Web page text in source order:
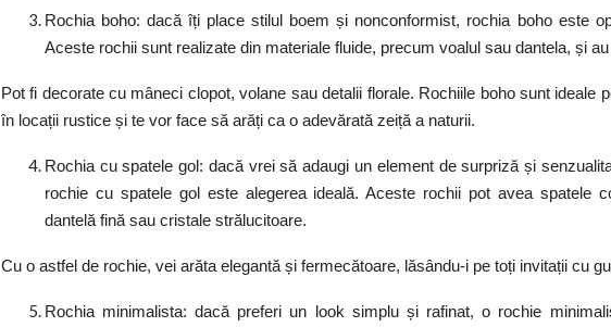
Rochia boho: dacă îți place stilul boem și nonconformist, rochia boho este
Aceste rochii sunt realizate din materiale fluide, precum voalul sau dantela, și
Pot fi decorate cu mâneci clopot, volane sau detalii florale. Rochiile boho sunt ideale
în locații rustice și te vor face să arăți ca o adevărată zeiță a naturii.
Rochia cu spatele gol: dacă vrei să adaugi un element de surpriză și
rochie cu spatele gol este alegerea ideală. Aceste rochii pot avea spatele
dantelă fină sau cristale strălucitoare.
Cu o astfel de rochie, vei arăta elegantă și fermecătoare, lăsându-i pe toți invitații cu
Rochia minimalista: dacă preferi un look simplu și rafinat, o rochie